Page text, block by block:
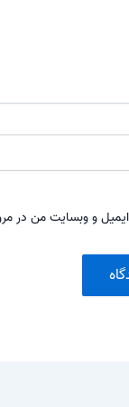
ایمیل و وبسایت من در